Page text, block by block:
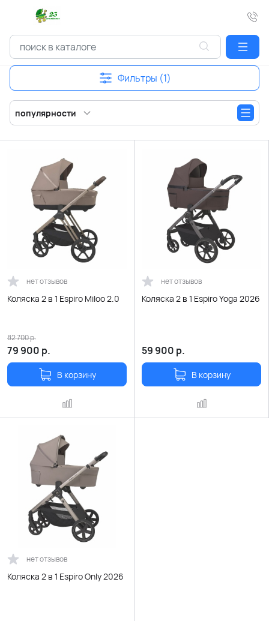
Фильтры (1)
популярности
нет отзывов
Коляска 2 в 1 Espiro Miloo 2.0
79 900 р.
82 700р.
В корзину
нет отзывов
Коляска 2 в 1 Espiro Yoga 2026
59 900 р.
В корзину
нет отзывов
Коляска 2 в 1 Espiro Only 2026